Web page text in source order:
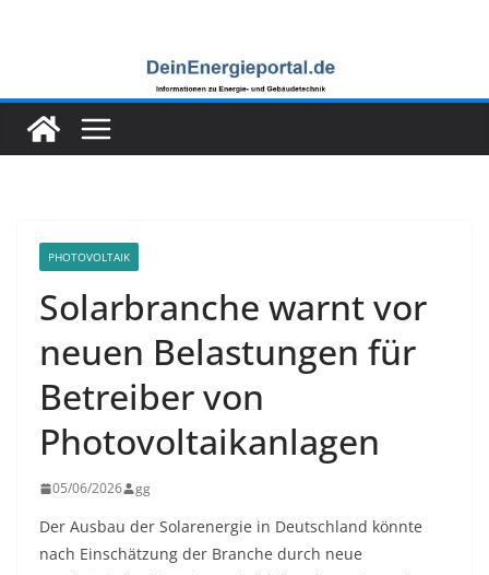
PHOTOVOLTAIK
Solarbranche warnt vor
neuen Belastungen für
Betreiber von
Photovoltaikanlagen
05/06/2026 gg
Der Ausbau der Solarenergie in Deutschland könnte
nach Einschätzung der Branche durch neue